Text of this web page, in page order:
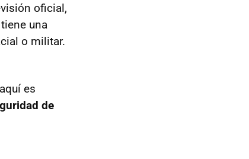
oficial,
una
o militar.
es
de